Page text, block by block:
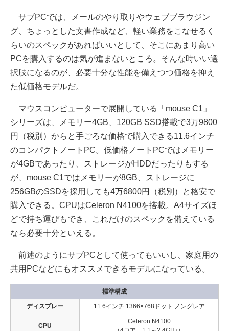
サブPCでは、メールのやり取りやウェブブラウジン
グ、ちょっとした文書作成など、軽い業務をこなせるく
らいのスペックがあればいいとして、そこにあまり高い
PCを購入するのは気が進まないところ。そんな時いい選
択肢になるのが、必要十分な性能を備えつつ価格を抑え
た低価格モデルだ。
マウスコンピューターで展開している「mouse C1」
シリーズは、メモリー4GB、120GB SSD搭載で3万9800
円（税別）からと手ごろな価格で購入できる11.6インチ
のコンパクトノートPC。低価格ノートPCではメモリー
が4GBであったり、ストレージがHDDだったりもする
が、mouse C1ではメモリーが8GB、ストレージに
256GBのSSDを採用しても4万6800円（税別）と格安で
購入できる。CPUはCeleron N4100を搭載。A4サイズほ
どで持ち運びもでき、これだけのスペックを備えている
なら必要十分といえる。
前述のようにサブPCとして使ってもいいし、家庭用の
共用PCなどにもオススメできるモデルになっている。
標準構成
ディスプレー 11.6インチ 1366×768ドット ノングレア
CPU
Celeron N4100